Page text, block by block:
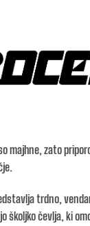
majhne, zato
trdno,
školjko čevlja, ki